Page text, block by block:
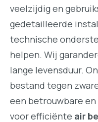
veelzijdig en
gedetailleerde
technische
helpen. Wij
lange levensduur.
bestand tegen
een betrouwbare en
voor efficiënte air